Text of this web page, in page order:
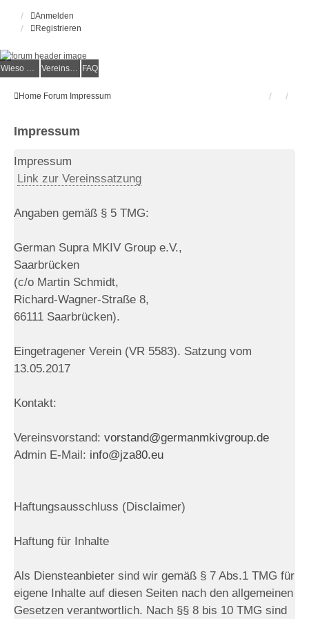
Anmelden
Registrieren
Wieso der e.V.? Vereinsmitglied werden FAQ
Home Forum Impressum
Impressum
Impressum
Link zur Vereinssatzung
Angaben gemäß § 5 TMG:
German Supra MKIV Group e.V.,
Saarbrücken
(c/o Martin Schmidt,
Richard-Wagner-Straße 8,
66111 Saarbrücken).
Eingetragener Verein (VR 5583). Satzung vom
13.05.2017
Kontakt:
Vereinsvorstand: vorstand@germanmkivgroup.de
Admin E-Mail: info@jza80.eu
Haftungsausschluss (Disclaimer)
Haftung für Inhalte
Als Diensteanbieter sind wir gemäß § 7 Abs.1 TMG für
eigene Inhalte auf diesen Seiten nach den allgemeinen
Gesetzen verantwortlich. Nach §§ 8 bis 10 TMG sind